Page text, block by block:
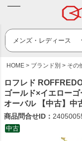
HOME ブランド別 その
ロフレド
ゴールド×イエロー
オーバル 【中古】中
商品問合せID：
中古